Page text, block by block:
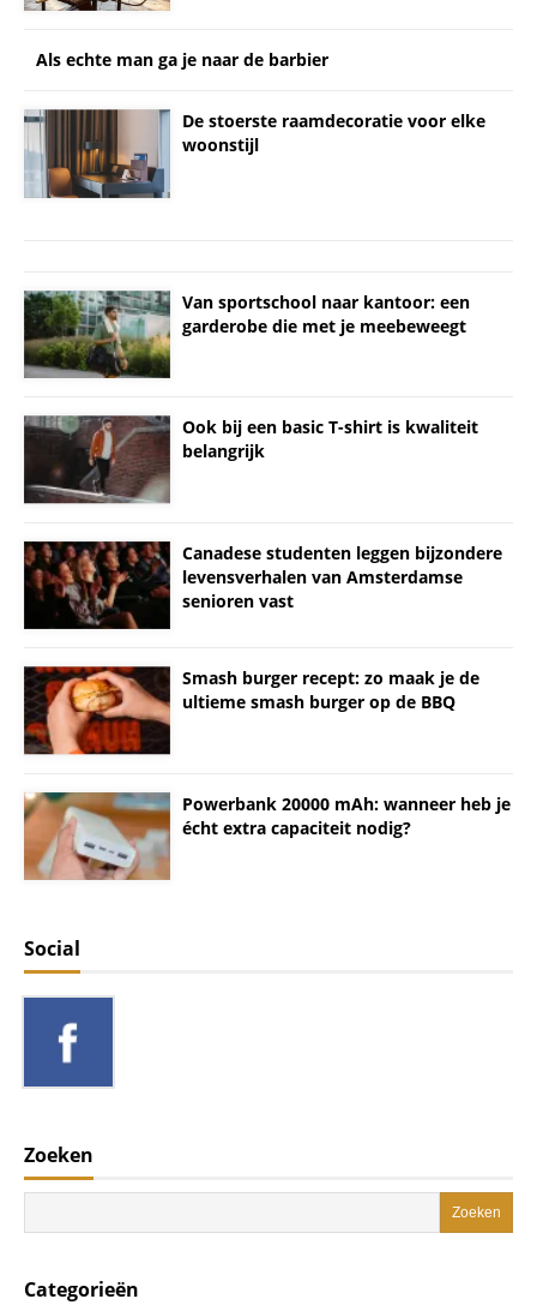
Als echte man ga je naar de barbier
De stoerste raamdecoratie voor elke
woonstijl
Van sportschool naar kantoor: een
garderobe die met je meebeweegt
Ook bij een basic T-shirt is kwaliteit
belangrijk
Canadese studenten leggen bijzondere
levensverhalen van Amsterdamse
senioren vast
Smash burger recept: zo maak je de
ultieme smash burger op de BBQ
Powerbank 20000 mAh: wanneer heb je
écht extra capaciteit nodig?
Social
Zoeken
Categorieën